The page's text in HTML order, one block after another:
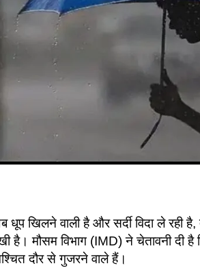
खिलने वाली है और सर्दी विदा ले रही है,
है। मौसम विभाग (IMD) ने चेतावनी दी
दौर से गुजरने वाले हैं।